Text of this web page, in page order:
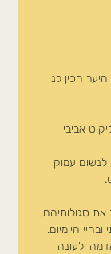
הכין לנו
אביבי
לנשום עמוק
את סגולותיהם,
היומיום.
ולעונה